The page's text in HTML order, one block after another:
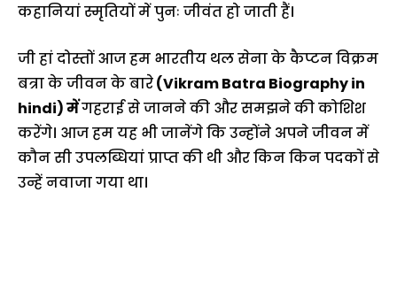
कहानियां स्मृतियों में पुनः जीवंत हो जाती हैं।
जी हां दोस्तों आज हम भारतीय थल सेना के कैप्टन विक्रम
बत्रा के जीवन के बारे(Vikram Batra Biography in
hindi) मेंगहराई से जानने की और समझने की कोशिश
करेंगे। आज हम यह भी जानेंगे कि उन्होंने अपने जीवन में
कौन सी उपलब्धियां प्राप्त की थी और किन किन पदकों से
उन्हें नवाजा गया था।